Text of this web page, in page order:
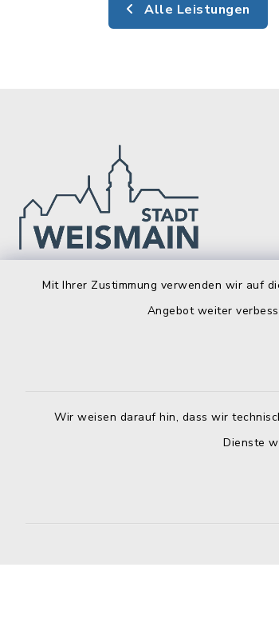
Mit Ihrer Zustimmung verwenden wir auf
Angebot weiter
Wir weisen darauf hin, dass wir
Dienste
Alle Leistungen
Stadt Weismain
09575 922043
rathaus@stadt-weismain.de